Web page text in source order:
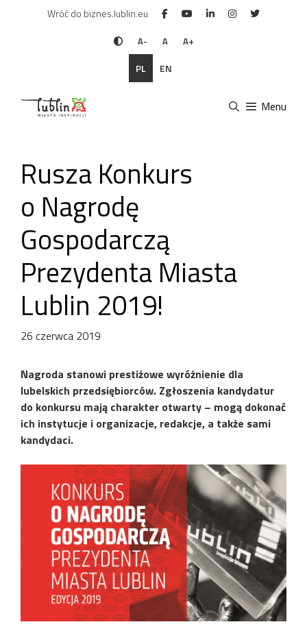
Wróć do biznes.lublin.eu
A- A A+
PL EN
Menu
Rusza Konkurs
o Nagrodę
Gospodarczą
Prezydenta Miasta
Lublin 2019!
26 czerwca 2019
Nagroda stanowi prestiżowe wyróżnienie dla
lubelskich przedsiębiorców. Zgłoszenia kandydatur
do konkursu mają charakter otwarty – mogą dokonać
ich instytucje i organizacje, redakcje, a także sami
kandydaci.